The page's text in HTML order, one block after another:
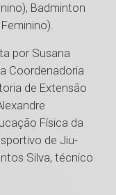
Badminton
por Susana
Coordenadoria
de Extensão
Física da
de Jiu-
Silva, técnico